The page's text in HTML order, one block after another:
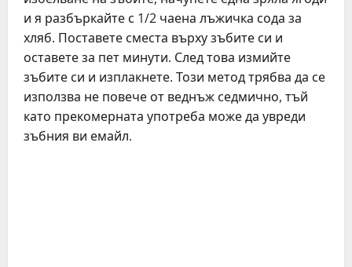
и я разбъркайте с 1/2 чаена лъжичка сода за
хляб. Поставете сместа върху зъбите си и
оставете за пет минути. След това измийте
зъбите си и изплакнете. Този метод трябва да се
използва не повече от веднъж седмично, тъй
като прекомерната употреба може да увреди
зъбния ви емайл.